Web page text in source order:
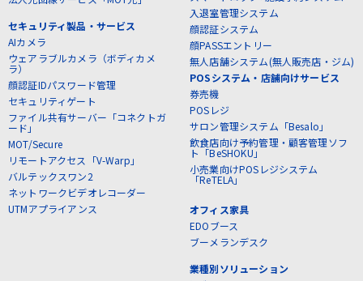
セキュリティ製品・サービス
AIカメラ
ウェアラブルカメラ（ボディカメ
ラ）
顔認証IDパスワード管理
セキュリティゲート
ファイル共有サーバー「コネクトガ
ード」
MOT/Secure
リモートアクセス「V-Warp」
バルテックスワン2
ネットワークビデオレコーダー
UTMアプライアンス
入退室管理システム
顔認証システム
顔PASSエントリー
無人店舗システム(無人販売店・ジム)
POSシステム・店舗向けサービス
券売機
POSレジ
サロン管理システム「Besalo」
飲食店向け予約管理・顧客管理ソフ
ト「BeSHOKU」
小売業向けPOSレジシステム
「ReTELA」
オフィス家具
EDOブース
ブーメランデスク
業種別ソリューション